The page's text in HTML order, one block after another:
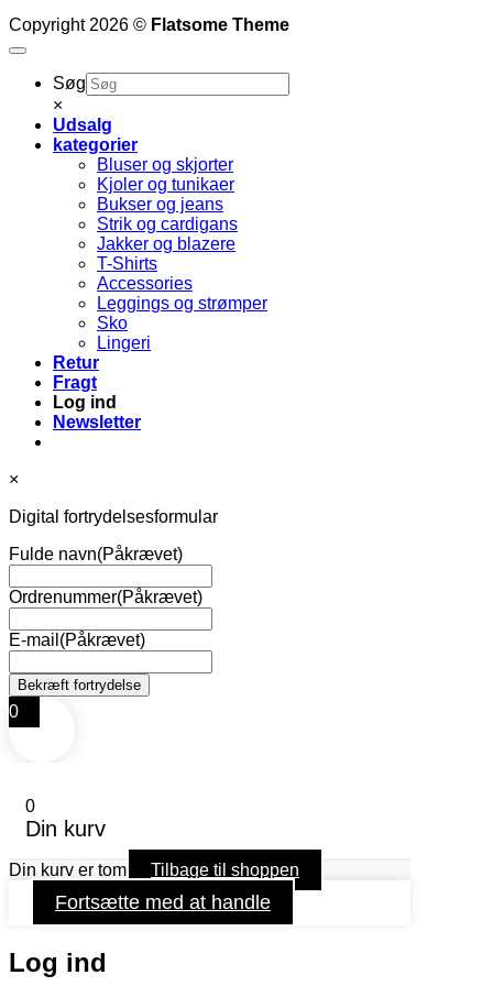
Copyright 2026 © Flatsome Theme
Søg
×
Udsalg
kategorier
Bluser og skjorter
Kjoler og tunikaer
Bukser og jeans
Strik og cardigans
Jakker og blazere
T-Shirts
Accessories
Leggings og strømper
Sko
Lingeri
Retur
Fragt
Log ind
Newsletter
×
Digital fortrydelsesformular
Fulde navn(Påkrævet)
Ordrenummer(Påkrævet)
E-mail (Påkrævet)
0
0
Din kurv
Din kurv er tom Tilbage til shoppen
Fortsætte med at handle
Log ind